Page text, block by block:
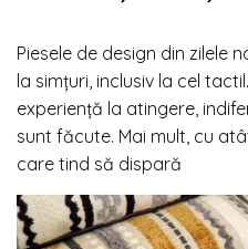
Piesele de design din zilele
la simțuri, inclusiv la cel
experiență la atingere,
sunt făcute. Mai mult, cu
care tind să dispară